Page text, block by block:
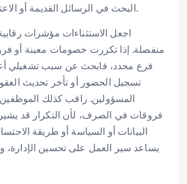
البحث في الرسائل القديمة أو الاعتماد على الذاكرة.
اجعل الاستثناءات مؤشرات
منفصلة. إذا تكررت خصومات معينة أو
فرع محدد، فابحث عن سبب تشغيلي
تسجيل الحضور أو تأخر تحديث
المسؤولين. راقب كذلك الموظفين
فروقات في الصرف، لأن التكرار قد
البيانات أو السياسة أو طريقة
يساعد سير العمل على تحسين